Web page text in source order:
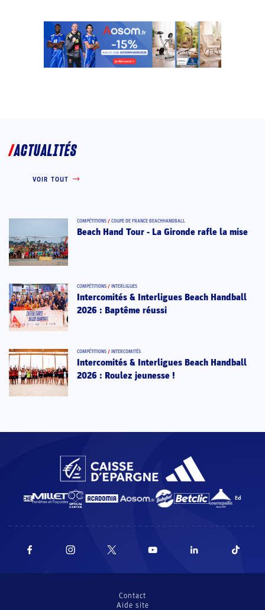
ACTUALITÉS
VOIR TOUT
COMPÉTITIONS / COUPE DE FRANCE BEACHHANDBALL
Beach Hand Tour - La Gironde rafle la mise
COMPÉTITIONS / INTERLIGUES
Intercomités & Interligues Beach Handball
2026 : Baptême réussi
COMPÉTITIONS / INTERCOMITÉS
Intercomités & Interligues Beach Handball
2026 : Roulez jeunesse !
Contact
Aide site